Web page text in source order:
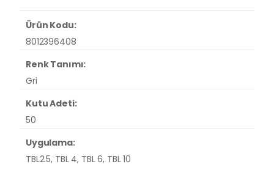
Ürün Kodu:
8012396408
Renk Tanımı:
Gri
Kutu Adeti:
50
Uygulama:
TBL2.5, TBL 4, TBL 6, TBL 10